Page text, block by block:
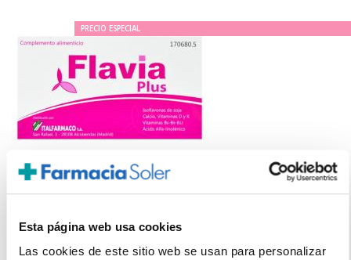
Esta página web usa cookies
Las cookies de este sitio web se usan para personalizar
PRECIO ESPECIAL
Flavia Plus-Menopausia (30caps)